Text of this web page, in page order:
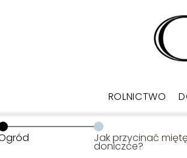
ROLNICTWO
Jak przycinać
doniczce?